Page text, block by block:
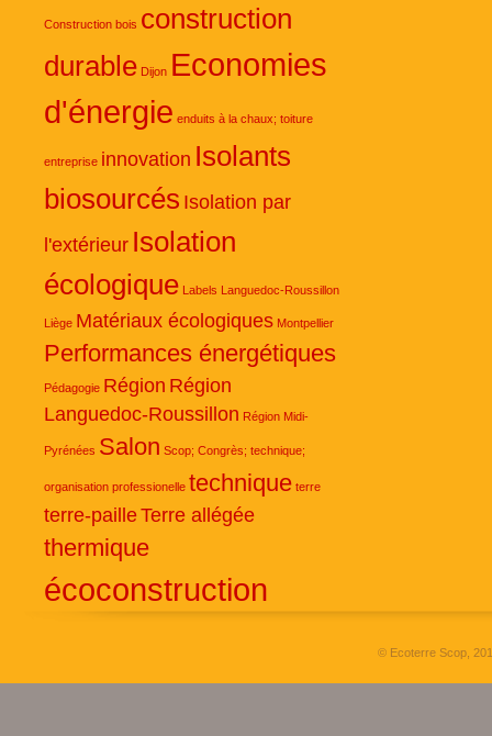
Construction bois construction
durable Dijon Economies
d'énergie enduits à la chaux; toiture
entreprise innovation Isolants
biosourcés Isolation par
l'extérieur Isolation
écologique Labels Languedoc-Roussillon
Liège Matériaux écologiques Montpellier
Performances énergétiques
Pédagogie Région Région
Languedoc-Roussillon Région Midi-
Pyrénées Salon Scop; Congrès; technique;
organisation professionelle technique terre
terre-pailleTerre allégée
thermique
écoconstruction
© Ecoterre Scop,